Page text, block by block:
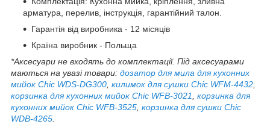
арматура, перелив, інструкція, гарантійний талон.
Гарантія від виробника - 12 місяців
Країна виробник - Польща
*Аксесуари не входять до комплектації. Під аксесуарами
маються на увазі товари: дозатор для мила для кухонних
мийок Chic WDS-DG300 килимок для сушки Chic WFM-4432
корзинка для кухонних мийок Chic WFB-3021
корзинка для
кухонних мийок Chic WFB-3525 корзинка для сушки Chic
WDB-4265